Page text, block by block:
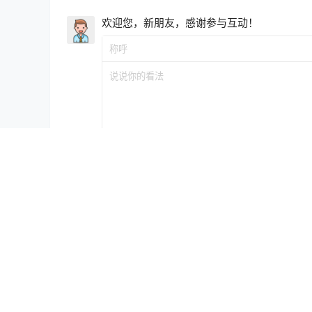
欢迎您，新朋友，感谢参与互动！